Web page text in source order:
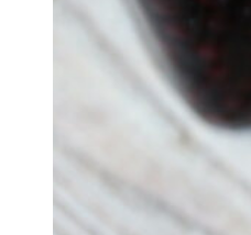
Hyldeblomster
Purløgsblomster
Lavendler
Mjødurt
Morgenfruer
Hibiscus
Citronmelisse